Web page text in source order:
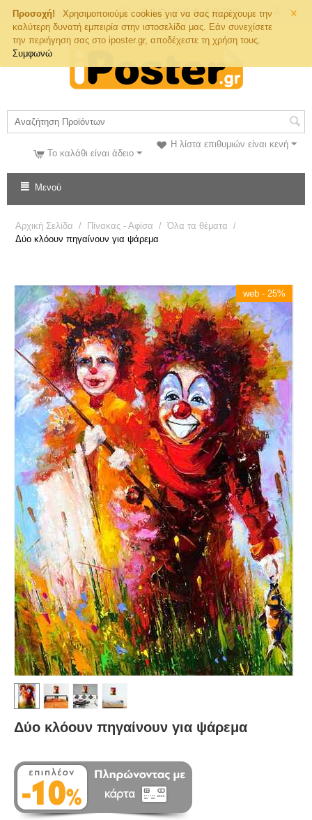
×
Προσοχή!
Χρησιμοποιούμε cookies για να σας παρέχουμε την
καλύτερη δυνατή εμπειρία στην ιστοσελίδα μας. Εάν συνεχίσετε
την περιήγηση σας στο iposter.gr, αποδέχεστε τη χρήση τους.
Συμφωνώ
Τηλ. Παραγγελιών
Η λίστα επιθυμιών είναι κενή
Το καλάθι είναι άδειο
Μενού
Αρχική Σελίδα / Πίνακας - Αφίσα / Όλα τα θέματα /
Δύο κλόουν πηγαίνουν για ψάρεμα
web - 25%
Δύο κλόουν πηγαίνουν για ψάρεμα